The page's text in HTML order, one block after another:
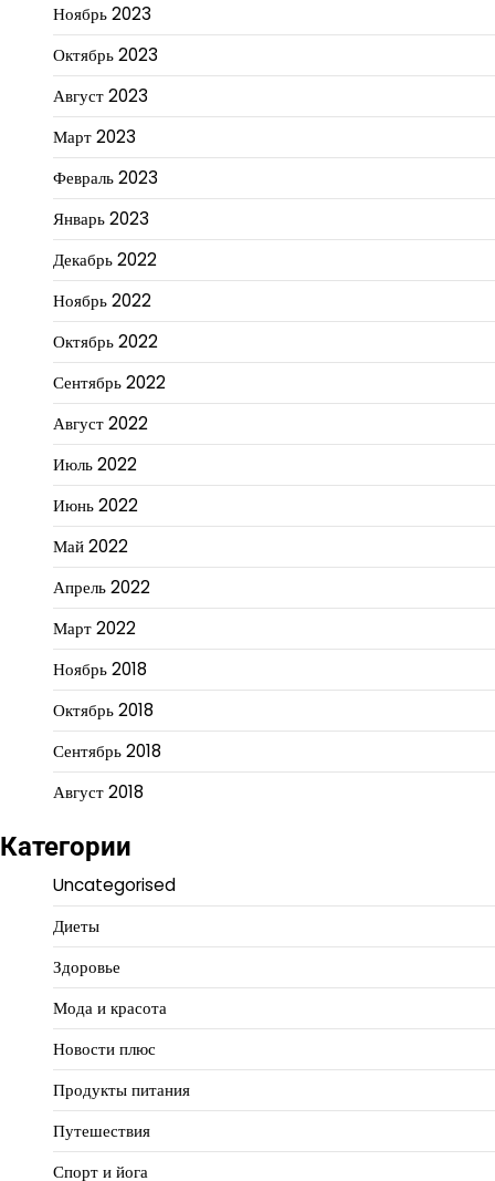
Ноябрь 2023
Октябрь 2023
Август 2023
Март 2023
Февраль 2023
Январь 2023
Декабрь 2022
Ноябрь 2022
Октябрь 2022
Сентябрь 2022
Август 2022
Июль 2022
Июнь 2022
Май 2022
Апрель 2022
Март 2022
Ноябрь 2018
Октябрь 2018
Сентябрь 2018
Август 2018
Категории
Uncategorised
Диеты
Здоровье
Мода и красота
Новости плюс
Продукты питания
Путешествия
Спорт и йога